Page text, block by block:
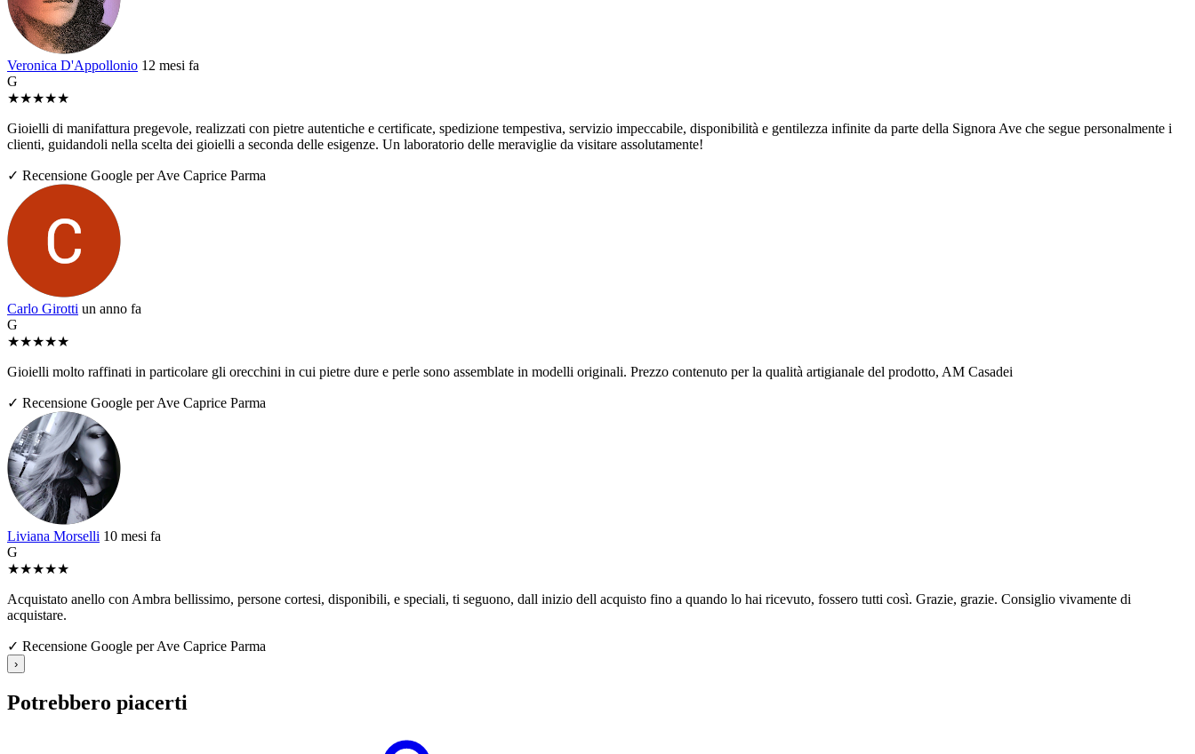
Veronica D'Appollonio 12 mesi fa
G
★★★★★
Gioielli di manifattura pregevole, realizzati con pietre autentiche e certificate, spedizione tempestiva, servizio impeccabile, disponibilità e gentilezza infinite da parte della Signora Ave che segue personalmente i
clienti, guidandoli nella scelta dei gioielli a seconda delle esigenze. Un laboratorio delle meraviglie da visitare assolutamente!
✓ Recensione Google per Ave Caprice Parma
Carlo Girotti un anno fa
G
★★★★★
Gioielli molto raffinati in particolare gli orecchini in cui pietre dure e perle sono assemblate in modelli originali. Prezzo contenuto per la qualità artigianale del prodotto, AM Casadei
✓ Recensione Google per Ave Caprice Parma
Liviana Morselli 10 mesi fa
G
★★★★★
Acquistato anello con Ambra bellissimo, persone cortesi, disponibili, e speciali, ti seguono, dall inizio dell acquisto fino a quando lo hai ricevuto, fossero tutti così. Grazie, grazie. Consiglio vivamente di
acquistare.
✓ Recensione Google per Ave Caprice Parma
›
Potrebbero piacerti